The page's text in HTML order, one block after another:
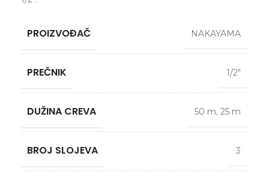
PROIZVOĐAČ NAKAYAMA
PREČNIK 1/2″
DUŽINA CREVA 50 m, 25 m
BROJ SLOJEVA 3